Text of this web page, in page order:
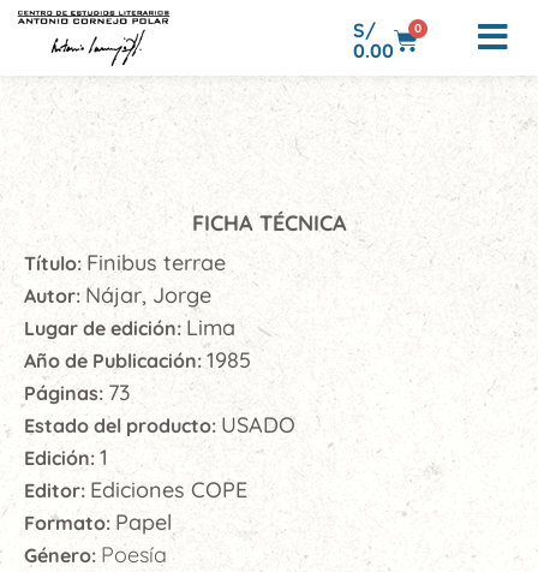
S/
0.00
0
FICHA TÉCNICA
Título: Finibus terrae
Autor: Nájar, Jorge
Lugar de edición: Lima
Año de Publicación:1985
Páginas: 73
Estado del producto: USADO
Edición: 1
Editor: Ediciones COPE
Formato: Papel
Género: Poesía